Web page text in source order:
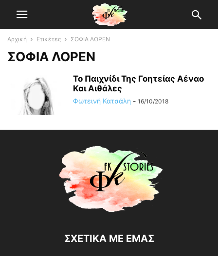
Αρχική Ετικέτες ΣΟΦΙΑ ΛΟΡΕΝ
ΣΟΦΙΑ ΛΟΡΕΝ
Το Παιχνίδι Της Γοητείας Αέναο
Και Αιθάλες
Φωτεινή Κατσάλη - 16/10/2018
ΣΧΕΤΙΚΑ ΜΕ ΕΜΑΣ